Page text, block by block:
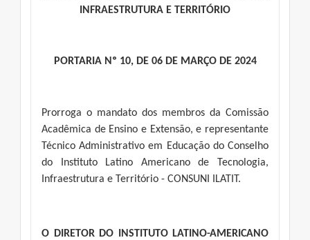
INFRAESTRUTURA E TERRITÓRIO
PORTARIA Nº 10, DE 06 DE MARÇO DE 2024
Prorroga o mandato dos membros da Comissão
Acadêmica de Ensino e Extensão, e representante
Técnico Administrativo em Educação do Conselho
do Instituto Latino Americano de Tecnologia,
Infraestrutura e Território - CONSUNI ILATIT.
O DIRETOR DO INSTITUTO LATINO-AMERICANO